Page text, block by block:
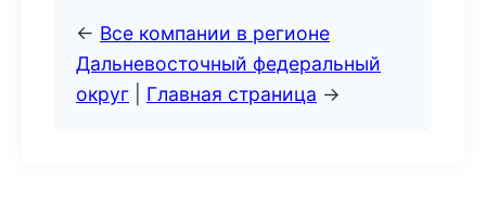
← Все компании в регионе
Дальневосточный федеральный
округ
Главная страница →